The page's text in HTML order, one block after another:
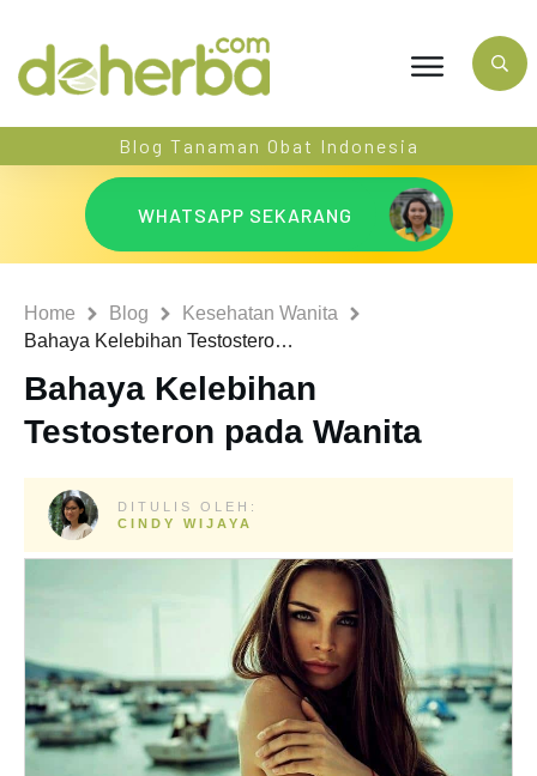
Blog Tanaman Obat Indonesia
WHATSAPP SEKARANG
Home Blog
Kesehatan Wanita
Bahaya Kelebihan Testosteron pada Wanita
Bahaya Kelebihan
Testosteron pada Wanita
DITULIS OLEH:
CINDY WIJAYA